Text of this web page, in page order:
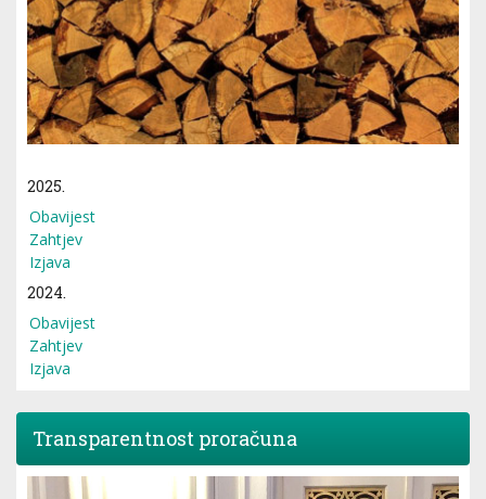
2025.
Obavijest
Zahtjev
Izjava
2024.
Obavijest
Zahtjev
Izjava
Transparentnost proračuna